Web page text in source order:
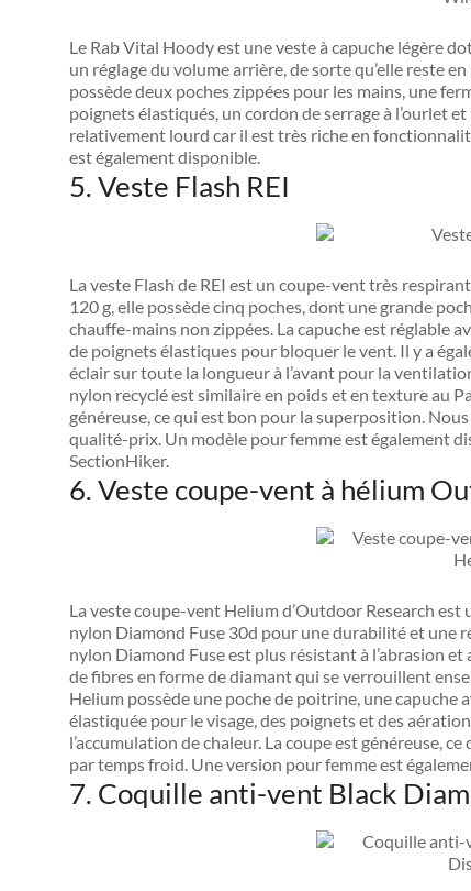
Le Rab Vital Hoody est une veste à capuche légère
un réglage du volume arrière, de sorte qu’elle reste
possède deux poches zippées pour les mains, une
poignets élastiqués, un cordon de serrage à l’ourlet
relativement lourd car il est très riche en
est également disponible.
5. Veste Flash REI
La veste Flash de REI est un coupe-vent très
120 g, elle possède cinq poches, dont une grande
chauffe-mains non zippées. La capuche est réglable
de poignets élastiques pour bloquer le vent. Il y a
éclair sur toute la longueur à l’avant pour la
nylon recyclé est similaire en poids et en texture au
généreuse, ce qui est bon pour la superposition.
qualité-prix. Un modèle pour femme est également
SectionHiker.
6. Veste coupe-vent à hélium
La veste coupe-vent Helium d’Outdoor Research
nylon Diamond Fuse 30d pour une durabilité et une
nylon Diamond Fuse est plus résistant à l’abrasion
de fibres en forme de diamant qui se verrouillent
Helium possède une poche de poitrine, une
élastiquée pour le visage, des poignets et des
l’accumulation de chaleur. La coupe est généreuse,
par temps froid. Une version pour femme est
7. Coquille anti-vent Black